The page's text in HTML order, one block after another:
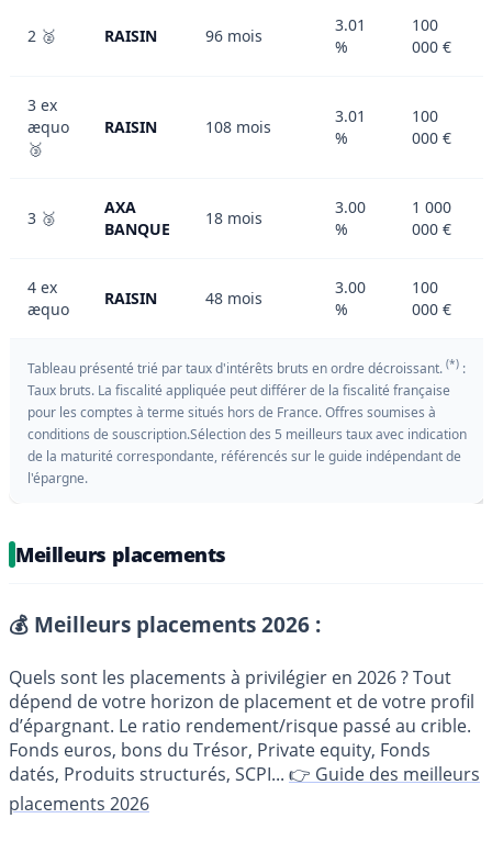
2 🥈 RAISIN 96 mois
3.01
%
100
000 €
3 ex
æquo
🥉
RAISIN 108 mois
3.01
%
100
000 €
3 🥉
AXA
BANQUE
18 mois
3.00
%
1 000
000 €
4 ex
æquo
RAISIN 48 mois
3.00
%
100
000 €
Tableau présenté trié par taux d'intérêts bruts en ordre décroissant. (*) :
Taux bruts. La fiscalité appliquée peut différer de la fiscalité française
pour les comptes à terme situés hors de France. Offres soumises à
conditions de souscription.Sélection des 5 meilleurs taux avec indication
de la maturité correspondante, référencés sur le guide indépendant de
l'épargne.
Meilleurs placements
💰 Meilleurs placements 2026 :
Quels sont les placements à privilégier en 2026 ? Tout
dépend de votre horizon de placement et de votre profil
d’épargnant. Le ratio rendement/risque passé au crible.
Fonds euros, bons du Trésor, Private equity, Fonds
datés, Produits structurés, SCPI... 👉 Guide des meilleurs
placements 2026